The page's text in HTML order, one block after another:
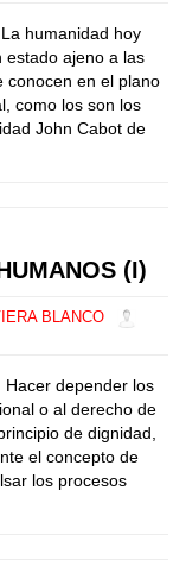
humanidad hoy
estado ajeno a las
conocen en el plano
como los son los
John Cabot de
(I)
BLANCO
depender los
o al derecho de
de dignidad,
el concepto de
los procesos